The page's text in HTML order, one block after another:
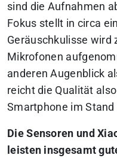
sind die Aufnahmen
Fokus stellt in circa
Geräuschkulisse wird
Mikrofonen
anderen Augenblick
reicht die Qualität
Smartphone im
Die Sensoren und
leisten insgesamt